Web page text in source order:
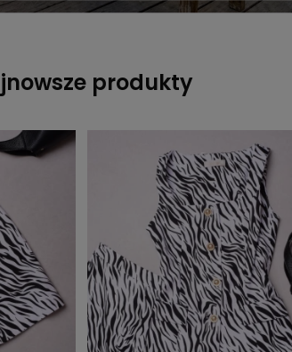
produkty